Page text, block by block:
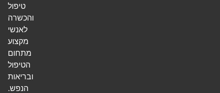
טיפול
והכשרה
לאנשי
מקצוע
מתחום
הטיפול
ובריאות
הנפש.